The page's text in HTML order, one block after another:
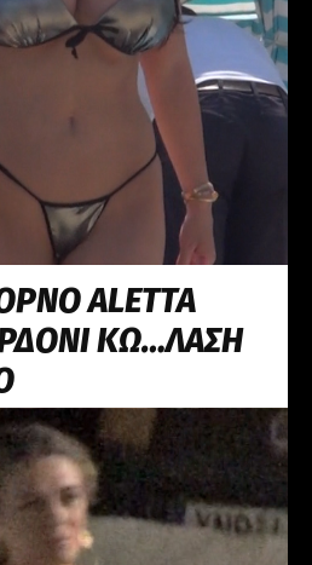
ALETTA
ΚΩ…ΛΑΣΗ